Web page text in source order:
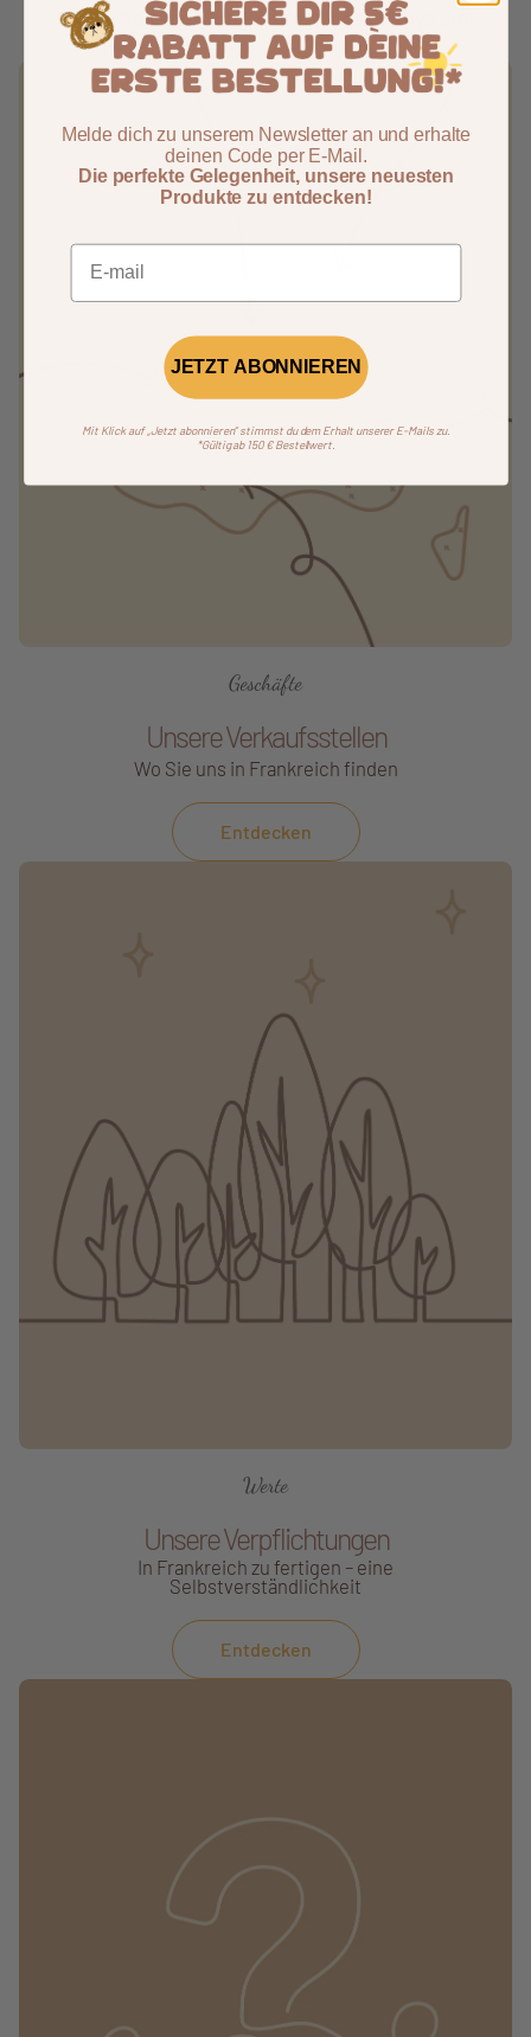
Sicherheit und den Komfort Ihres Babys ein.
Geschäfte
Unsere Verkaufsstellen
Wo Sie uns in Frankreich finden
Entdecken
Werte
Unsere Verpflichtungen
In Frankreich zu fertigen – eine
Selbstverständlichkeit
Entdecken
Melde dich zu unserem Newsletter an und erhalte
deinen Code per E‑Mail.
Die perfekte Gelegenheit, unsere neuesten
Produkte zu entdecken!
JETZT ABONNIEREN
Mit Klick auf „Jetzt abonnieren“ stimmst du dem Erhalt unserer E‑Mails zu.
*Gültig ab 150 € Bestellwert.